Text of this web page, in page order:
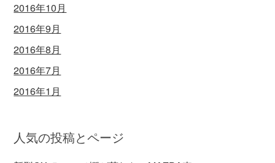
2016年10月
2016年9月
2016年8月
2016年7月
2016年1月
人気の投稿とページ